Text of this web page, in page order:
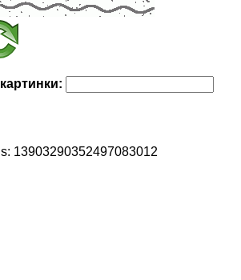
13903290352497083012